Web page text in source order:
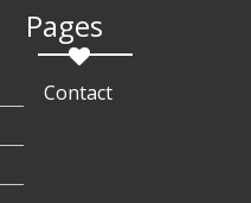
Pages
Contact